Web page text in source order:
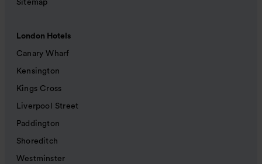
Sitemap
London Hotels
Canary Wharf
Kensington
Kings Cross
Liverpool Street
Paddington
Shoreditch
Westminster